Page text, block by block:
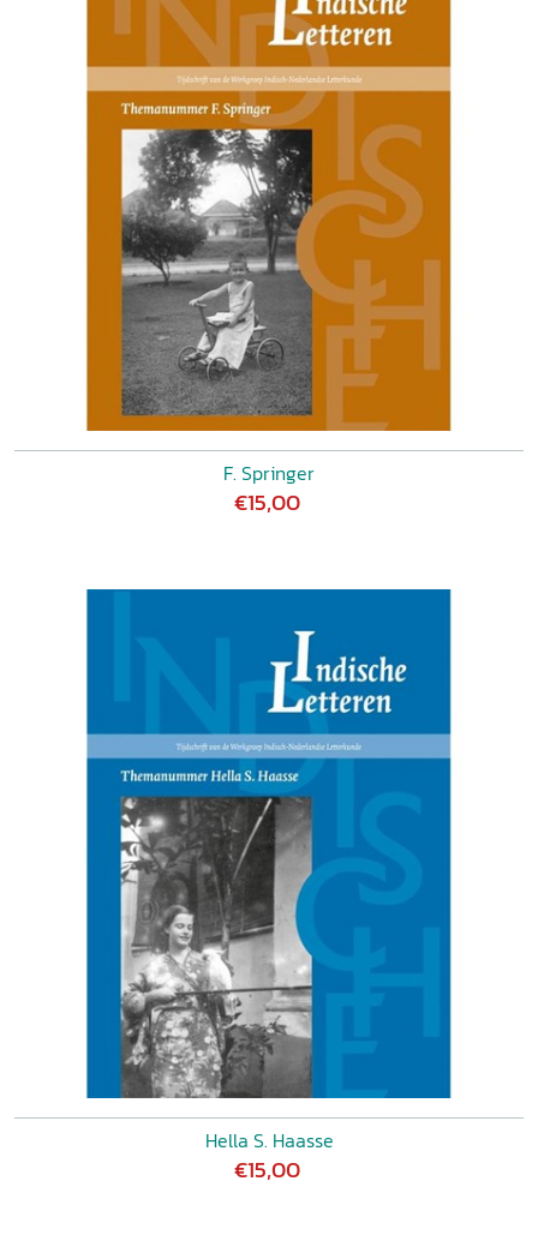
F. Springer
€15,00
Hella S. Haasse
€15,00